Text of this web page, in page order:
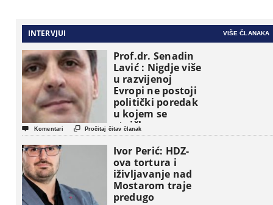
INTERVJUI VIŠE ČLANAKA
Prof.dr. Senadin
Lavić : Nigdje više
u razvijenoj
Evropi ne postoji
politički poredak
u kojem se
etničke grupe
pojavljuju kao
osnovne
političke jedinice
 Komentari  Pročitaj čitav članak
Ivor Perić: HDZ-
ova tortura i
iživljavanje nad
Mostarom traje
predugo